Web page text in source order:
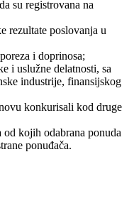
su registrovana na
rezultate poslovanja u
i doprinosa;
i uslužne delatnosti, sa
industrije, finansijskog
konkurisali kod druge
kojih odabrana ponuda
ponuđača.